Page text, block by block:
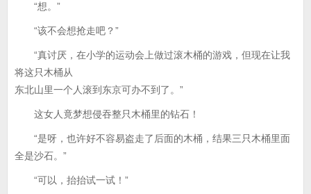
“想。”
“该不会想抢走吧？”
“真讨厌，在小学的运动会上做过滚木桶的游戏，但现在让我
将这只木桶从
东北山里一个人滚到东京可办不到了。”
这女人竟梦想侵吞整只木桶里的钻石！
“是呀，也许好不容易盗走了后面的木桶，结果三只木桶里面
全是沙石。”
“可以，抬抬试一试！”